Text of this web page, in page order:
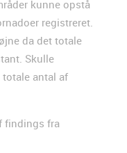
kunne opstå
registreret.
da det totale
Skulle
antal af
findings fra